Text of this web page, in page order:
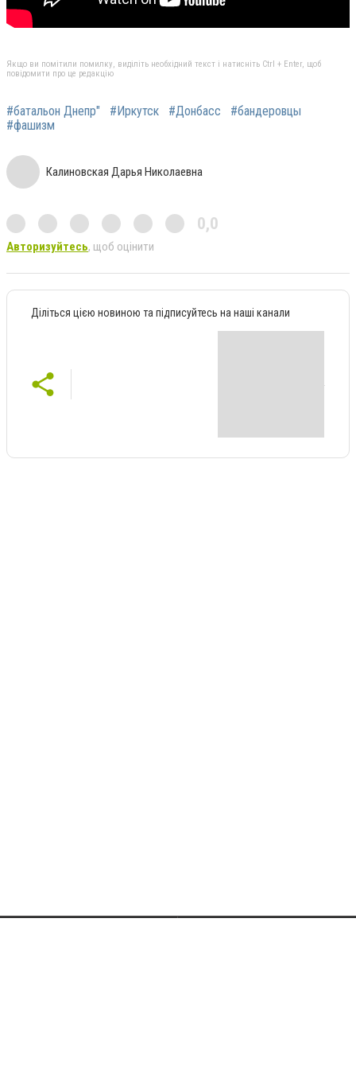
Якщо ви помітили помилку, виділіть необхідний текст і натисніть Ctrl + Enter, щоб
повідомити про це редакцію
#батальон Днепр" #Иркутск #Донбасс
#бандеровцы
#фашизм
Калиновская Дарья Николаевна
0,0
Авторизуйтесь, щоб оцінити
Діліться цією новиною та підписуйтесь на наші канали